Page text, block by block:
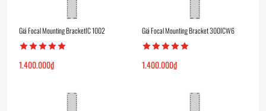
Giá Focal Mounting BracketIC 1002
1.400.000₫
Giá Focal Mounting Bracket 300ICW6
1.400.000₫